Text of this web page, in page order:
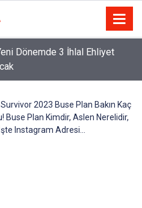
Dönemde 3 İhlal Ehliyet
Survivor 2023 Buse Plan Bakın Kaç
Buse Plan Kimdir, Aslen Nerelidir,
Instagram Adresi…